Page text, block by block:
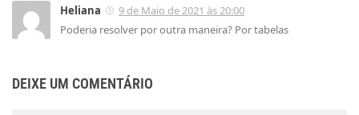
Heliana
9 de Maio de 2021 às 20:00
Poderia resolver por outra maneira? Por tabelas
DEIXE UM COMENTÁRIO